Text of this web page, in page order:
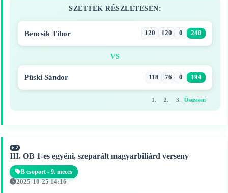
SZETTEK RÉSZLETESEN:
Bencsik Tibor 120 120 0 240
VS
Püski Sándor 118 76 0 194
1. 2. 3. Összesen
III. OB 1-es egyéni, szeparált magyarbiliárd verseny
B csoport - 9. meccs
2025-10-25 14:16